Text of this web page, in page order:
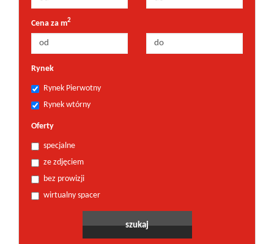
Cena za m2
Rynek
Rynek Pierwotny
Rynek wtórny
Oferty
specjalne
ze zdjęciem
bez prowizji
wirtualny spacer